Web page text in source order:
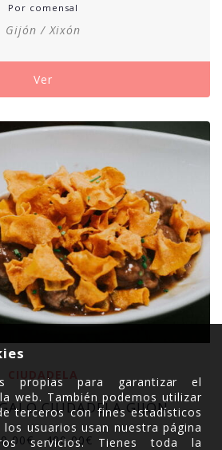
Por comensal
Gijón / Xixón
Ver
CIUDADELA
CIUDADELA GIJÓN
€-400,00€
propias para garantizar el
web. También podemos utilizar
terceros con fines estadísticos
usuarios usan nuestra página
servicios. Tienes toda la